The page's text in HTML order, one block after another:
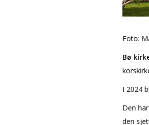
Foto:
Bø
I 2024
Den
den